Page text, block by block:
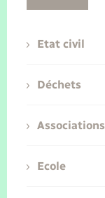
Etat civil
Déchets
Associations
Ecole